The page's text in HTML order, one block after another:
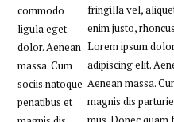
commodo
ligula eget
dolor. Aenean
massa. Cum
sociis natoque
penatibus et
fringilla vel,
enim justo,
Lorem ipsum
adipiscing elit.
Aenean massa.
magnis dis